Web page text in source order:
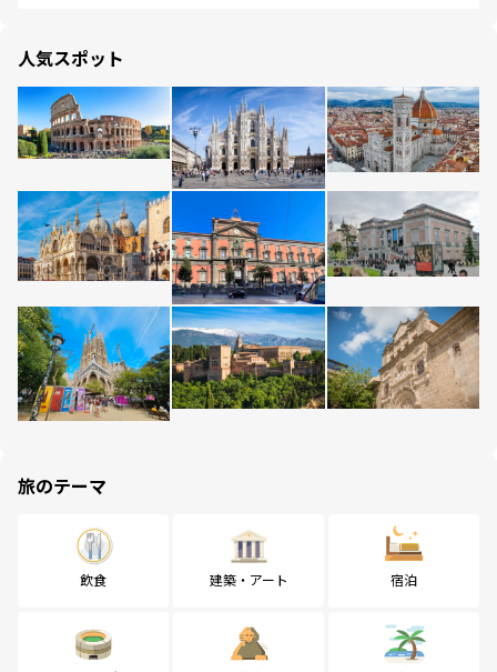
人気スポット
旅のテーマ
飲食 建築・アート 宿泊